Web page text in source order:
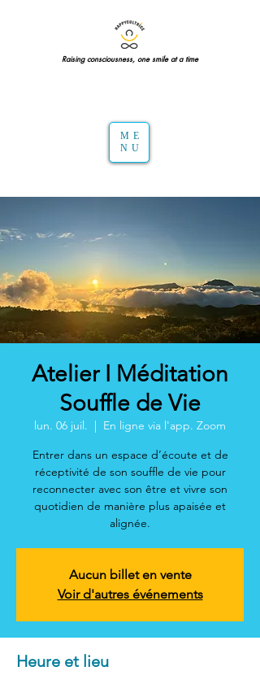
Raising consciousness, one smile at a time
ME
NU
Atelier I Méditation
Souffle de Vie
lun. 06 juil.
  |
En ligne via l'app. Zoom
Entrer dans un espace d’écoute et de
réceptivité de son souffle de vie pour
reconnecter avec son être et vivre son
quotidien de manière plus apaisée et
alignée.
Aucun billet en vente
Voir d'autres événements
Heure et lieu